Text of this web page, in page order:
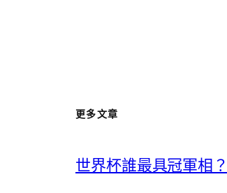
更多文章
世界杯誰最具冠軍相